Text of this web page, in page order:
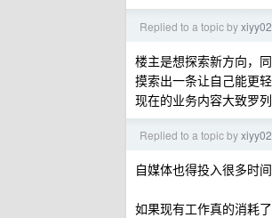
Replied to a topic byxiyy02
楼主是想探索新方向，
摸索出一条让自己能更
现在的业务内容大致罗
Replied to a topic byxiyy02
自媒体也得投入很多时
如果现有工作真的消耗